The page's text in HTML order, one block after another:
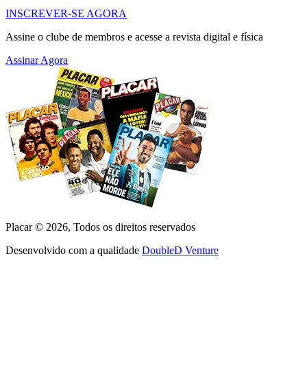
INSCREVER-SE AGORA
Assine o clube de membros e acesse a revista digital e física
Assinar Agora
Placar © 2026, Todos os direitos reservados
Desenvolvido com a qualidade DoubleD Venture